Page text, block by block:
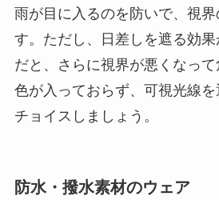
雨が目に入るのを防いで、視界
す。ただし、日差しを遮る効
だと、さらに視界が悪くなっ
色が入っておらず、可視光線
チョイスしましょう。
防水・撥水素材のウェア